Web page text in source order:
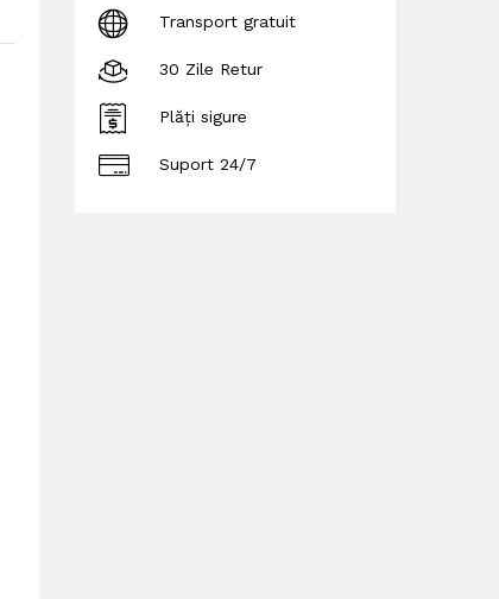
Transport gratuit
30 Zile Retur
Plăți sigure
Suport 24/7